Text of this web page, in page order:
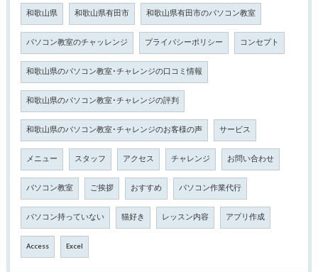
和歌山県 和歌山県有田市 和歌山県有田市のパソコン教室
パソコン教室のチャッレンジ プライバシーポリシー コンセプト
和歌山県のパソコン教室･チャレンジの口コミ情報
和歌山県のパソコン教室･チャレンジの評判
和歌山県のパソコン教室･チャレンジのお客様の声 サービス
メニュー スタッフ アクセス チャレンジ お問い合わせ
パソコン教室 ご挨拶 おすすめ パソコン作業代行
パソコン持っていない 猫好き レッスン内容 アプリ作成
Access Excel